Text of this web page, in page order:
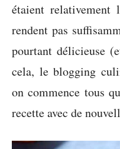
étaient
rendent pas
pourtant délicieuse
cela, le blogging
on commence tous
recette avec de